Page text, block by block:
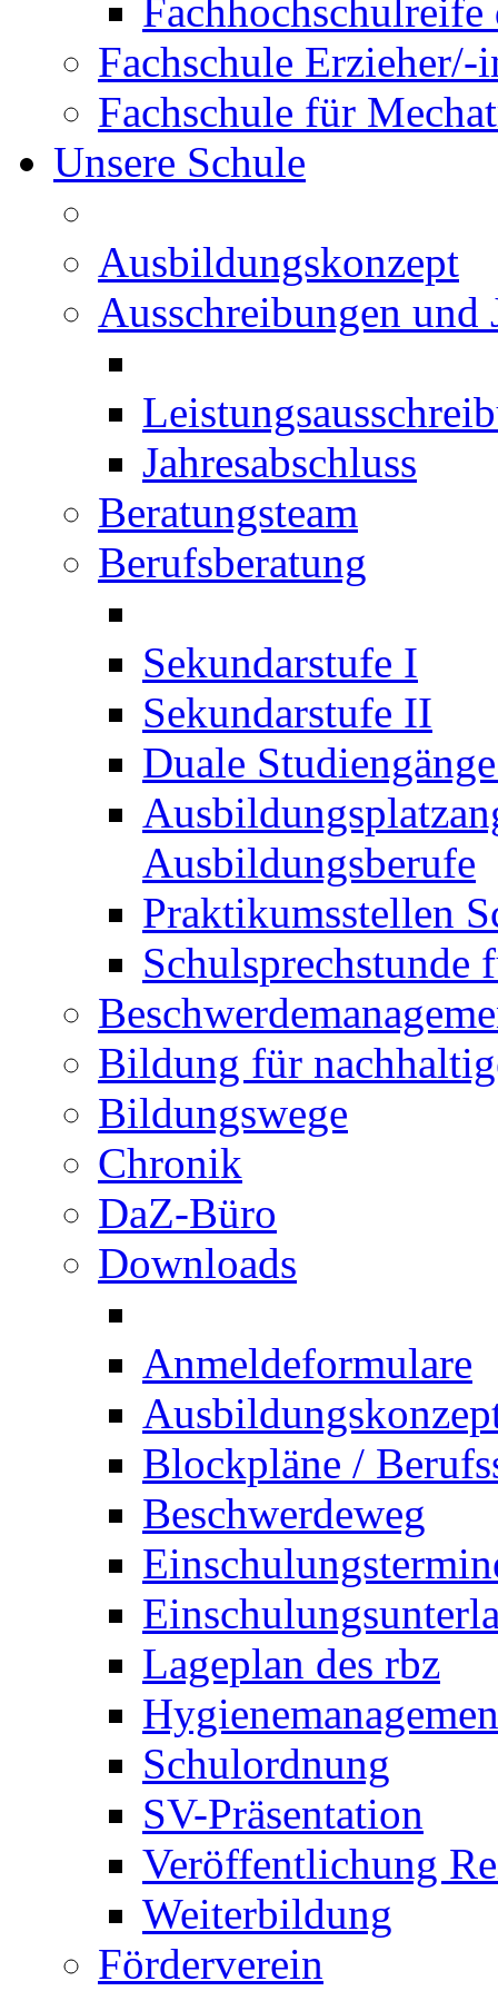
Fachschule Erzieher/-
Fachschule für
Unsere Schule
Ausbildungskonzept
Ausschreibungen und
Jahresabschluss
Beratungsteam
Berufsberatung
Sekundarstufe I
Sekundarstufe II
Duale
Ausbildungsberufe
Praktikumsstellen
Schulsprechstunde
Bildung für
Bildungswege
Chronik
DaZ-Büro
Downloads
Anmeldeformulare
Blockpläne /
Beschwerdeweg
Lageplan des rbz
Schulordnung
SV-Präsentation
Veröffentlichung
Weiterbildung
Förderverein